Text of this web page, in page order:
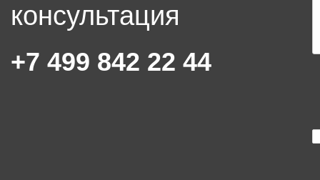
консультация
+7 499 842 22 44